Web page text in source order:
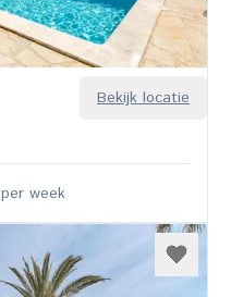
Bekijk locatie
per week